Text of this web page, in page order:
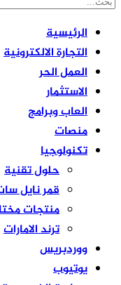
الرئيسية
التجارة الالكترونية
العمل الحر
الاستثمار
العاب وبرامج
منصات
تكنولوجيا
حلول تقنية
قمر نايل
منتجات
ترند الامارات
ووردبريس
يوتيوب